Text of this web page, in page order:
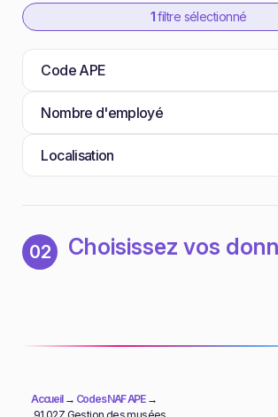
1 filtre sélectionné
Code APE
Nombre d'employé
Localisation
02 Choisissez vos
Accueil→ Codes NAF APE→